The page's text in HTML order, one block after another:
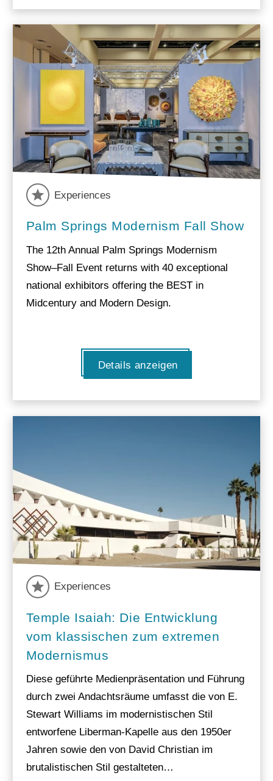
Experiences
Palm Springs Modernism Fall Show
The 12th Annual Palm Springs Modernism
Show–Fall Event returns with 40 exceptional
national exhibitors offering the BEST in
Midcentury and Modern Design.
Details anzeigen
Experiences
Temple Isaiah: Die Entwicklung
vom klassischen zum extremen
Modernismus
Diese geführte Medienpräsentation und Führung
durch zwei Andachtsräume umfasst die von E.
Stewart Williams im modernistischen Stil
entworfene Liberman-Kapelle aus den 1950er
Jahren sowie den von David Christian im
brutalistischen Stil gestalteten…